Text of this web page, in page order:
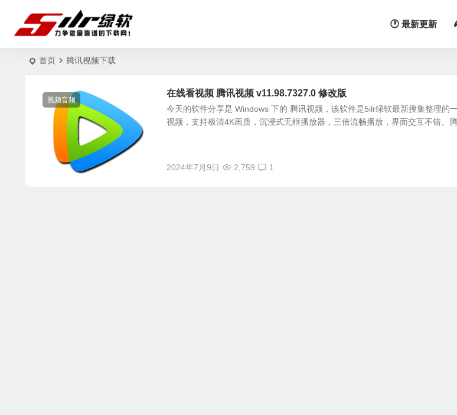
🕐 最新更新
首页 腾讯视频下载
视频音频
在线看视频 腾讯视频 v11.98.7327.0 修改版
今天的软件分享是 Windows 下的 腾讯视频，该软件是5ilr绿软最新搜集整理的
视频，支持极清4K画质，沉浸式无框播放器，三倍流畅播放，界面交互不错。
2024年7月9日 2,759 1